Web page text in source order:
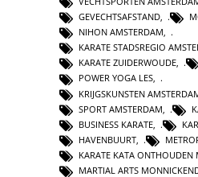
GEVECHTSAFSTAND,
NIHON AMSTERDAM,
KARATE STADSREGIO
KARATE ZUIDERWOUDE,
POWER YOGA LES,
KRIJGSKUNSTEN
SPORT AMSTERDAM
BUSINESS KARATE
HAVENBUURT
KARATE KATA
MARTIAL ARTS